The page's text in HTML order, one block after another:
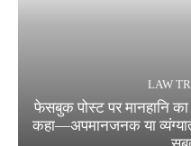
LAW
फेसबुक पोस्ट पर मानहानि का
कहा—अपमानजनक या